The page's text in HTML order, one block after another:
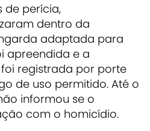
de perícia,
dentro da
adaptada para
apreendida e a
registrada por porte
de uso permitido. Até o
informou se o
com o homicídio.